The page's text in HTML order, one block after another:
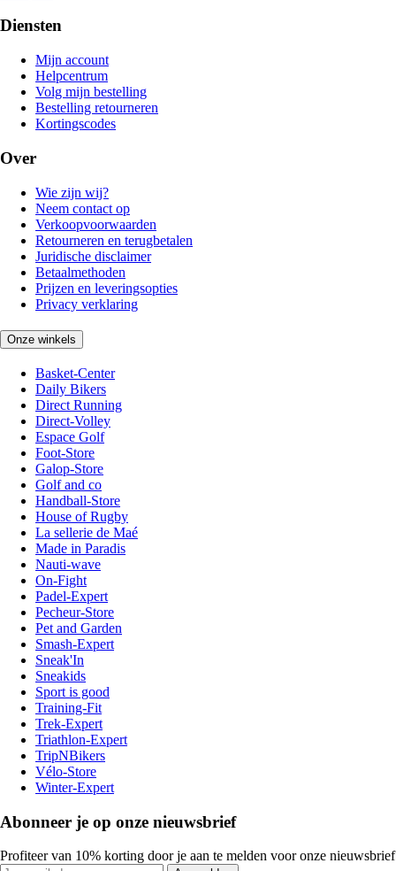
Diensten
Mijn account
Helpcentrum
Volg mijn bestelling
Bestelling retourneren
Kortingscodes
Over
Wie zijn wij?
Neem contact op
Verkoopvoorwaarden
Retourneren en terugbetalen
Juridische disclaimer
Betaalmethoden
Prijzen en leveringsopties
Privacy verklaring
Onze winkels
Basket-Center
Daily Bikers
Direct Running
Direct-Volley
Espace Golf
Foot-Store
Galop-Store
Golf and co
Handball-Store
House of Rugby
La sellerie de Maé
Made in Paradis
Nauti-wave
On-Fight
Padel-Expert
Pecheur-Store
Pet and Garden
Smash-Expert
Sneak'In
Sneakids
Sport is good
Training-Fit
Trek-Expert
Triathlon-Expert
TripNBikers
Vélo-Store
Winter-Expert
Abonneer je op onze nieuwsbrief
Profiteer van 10% korting door je aan te melden voor onze nieuwsbrief